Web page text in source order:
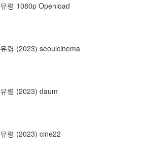
유령 1080p Openload
유령 (2023) seoulcinema
유령 (2023) daum
유령 (2023) cine22